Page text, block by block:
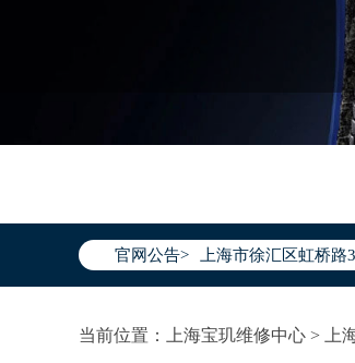
官网公告>
2026年7月宝玑售后
上海市徐汇区虹桥
上海市黄浦区南京东
上海市徐汇区虹桥路
当前位置： 上海宝玑维修中心 > 上